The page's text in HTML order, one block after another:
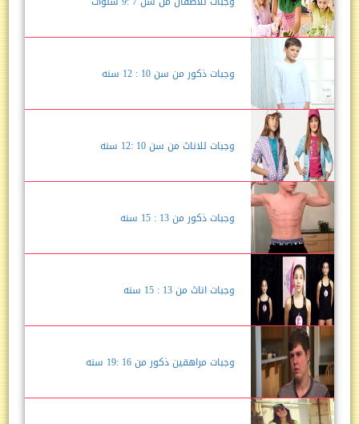
وجبات ذكور من سن 10 : 12 سنه
وجبات للاناث من سن 10 :12 سنه
وجبات ذكور من 13 : 15 سنه
وجبات اناث من 13 : 15 سنه
وجبات مراهقين ذكور من 16 :19 سنه